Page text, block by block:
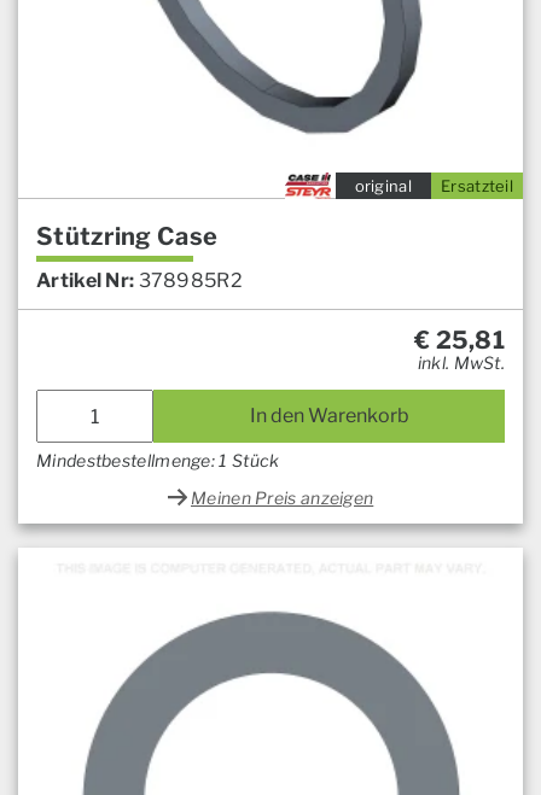
Ersatzteil
original
Stützring Case
Artikel Nr: 378985R2
€ 25,81
inkl. MwSt.
In den Warenkorb
Mindestbestellmenge: 1 Stück
Meinen Preis anzeigen